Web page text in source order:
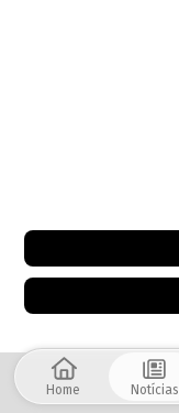
Home Notícias